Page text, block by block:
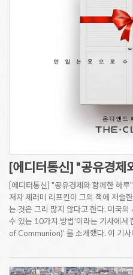
[에디터통신] "공유경제
[에디터통신] "공유경제와 함께한 하
저자 제러미 리프킨이 그의 책에 저술
는 것은 그리 많지 않다고 한다. 미국
수 있는 10가지 방법’이라는 기사에서
of Communion)’ 를 소개했다. 이 기